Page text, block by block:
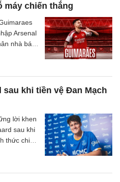
máy chiến thắng
Arsenal
nhà báo
hoàn tất.
Brazil sẽ
bắt đầu
thủ tục
đội bóng
sau khi tiền vệ Đan Mạch
lời khen
sau khi
thức chia
7 triệu